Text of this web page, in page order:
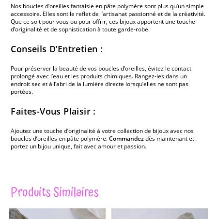
Nos boucles d’oreilles fantaisie en pâte polymère sont plus qu’un simple
accessoire. Elles sont le reflet de l’artisanat passionné et de la créativité.
Que ce soit pour vous ou pour offrir, ces bijoux apportent une touche
d’originalité et de sophistication à toute garde-robe.
Conseils D’Entretien :
Pour préserver la beauté de vos boucles d’oreilles, évitez le contact
prolongé avec l’eau et les produits chimiques. Rangez-les dans un
endroit sec et à l’abri de la lumière directe lorsqu’elles ne sont pas
portées.
Faites-Vous Plaisir :
Ajoutez une touche d’originalité à votre collection de bijoux avec nos
boucles d’oreilles en pâte polymère.Commandezdès maintenant et
portez un bijou unique, fait avec amour et passion.
Produits Similaires